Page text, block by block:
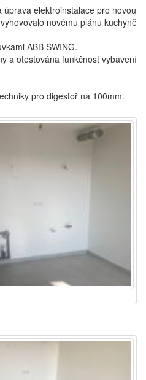
elektroinstalace pro novou
novému plánu kuchyně
ABB SWING.
a otestována funkčnost vybavení
pro digestoř na 100mm.